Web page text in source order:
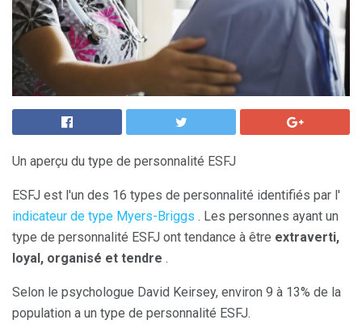
Un aperçu du type de personnalité ESFJ
ESFJ est l'un des 16 types de personnalité identifiés par l'
indicateur de type Myers-Briggs . Les personnes ayant un
type de personnalité ESFJ ont tendance à être extraverti,
loyal, organisé et tendre .
Selon le psychologue David Keirsey, environ 9 à 13% de la
population a un type de personnalité ESFJ.